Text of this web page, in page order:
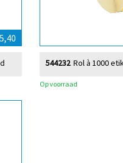
Rol à 1000
544232
Op voorraad